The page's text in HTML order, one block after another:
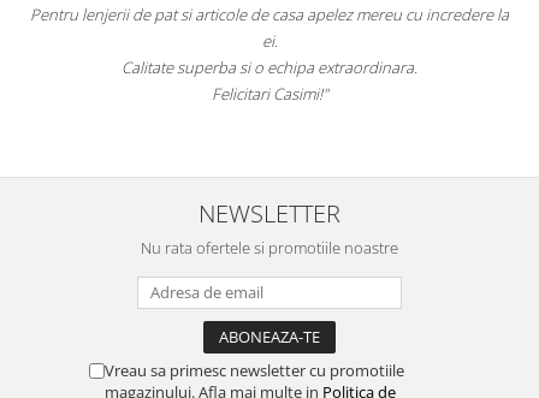
Pentru lenjerii de pat si articole de casa apelez mereu cu incredere la
ei.
Calitate superba si o echipa extraordinara.
Felicitari Casimi!"
NEWSLETTER
Nu rata ofertele si promotiile noastre
Vreau sa primesc newsletter cu promotiile
magazinului. Afla mai multe in Politica de